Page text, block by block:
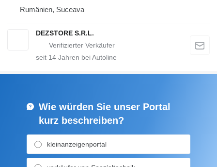
Rumänien, Suceava
DEZSTORE S.R.L.
seit 14 Jahren bei Autoline
Wie würden Sie unser Portal
kurz beschreiben?
kleinanzeigenportal